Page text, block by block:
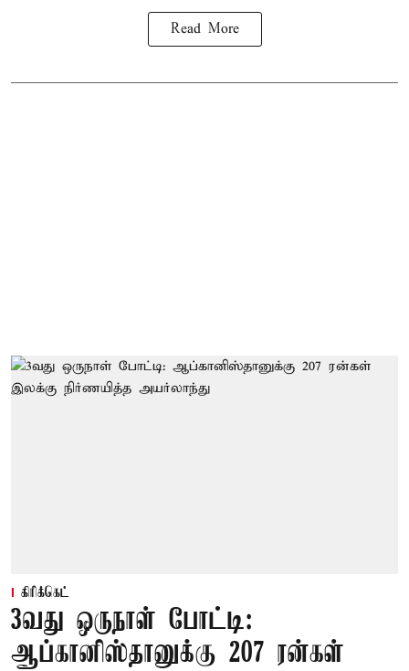
Read More
கிரிக்கெட்
3வது ஒருநாள் போட்டி:
ஆப்கானிஸ்தானுக்கு 207 ரன்கள்